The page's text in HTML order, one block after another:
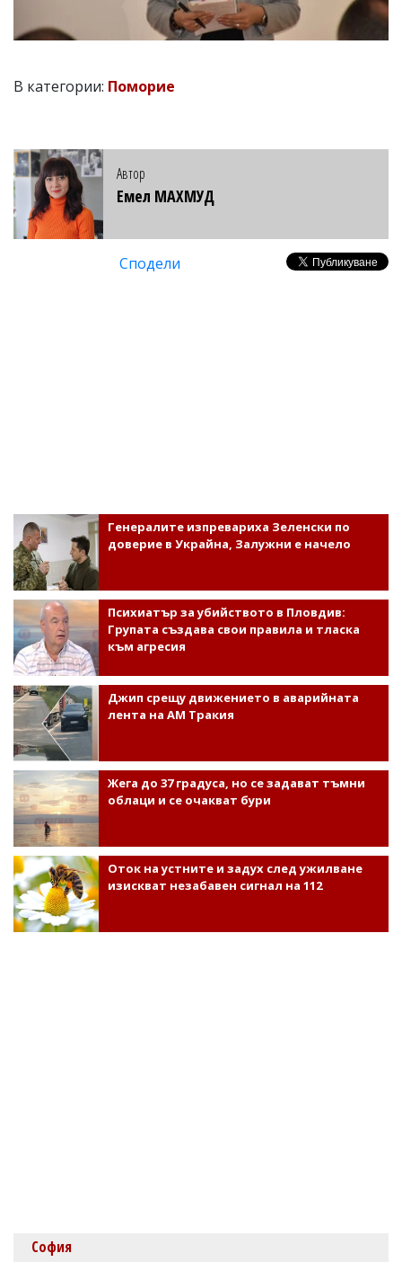
В категории: Поморие
Автор
Емел МАХМУД
Сподели
Генералите изпревариха Зеленски по
доверие в Украйна, Залужни е начело
Психиатър за убийството в Пловдив:
Групата създава свои правила и тласка
към агресия
Джип срещу движението в аварийната
лента на АМ Тракия
Жега до 37 градуса, но се задават тъмни
облаци и се очакват бури
Оток на устните и задух след ужилване
изискват незабавен сигнал на 112
София